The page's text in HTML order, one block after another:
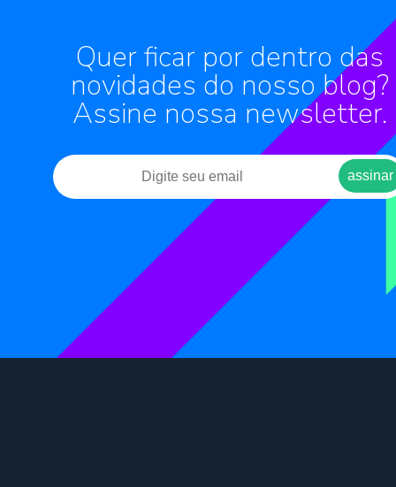
Quer ficar por dentro das
novidades do nosso blog?
Assine nossa newsletter.